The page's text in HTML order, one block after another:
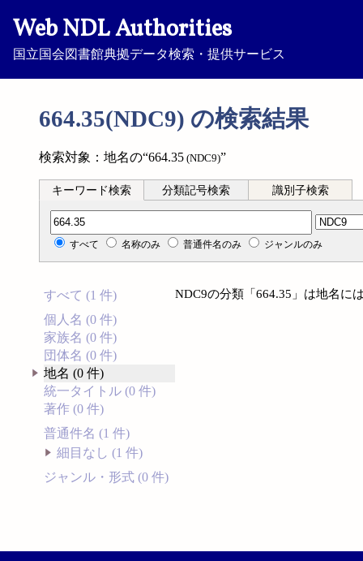
Web NDL Authorities
国立国会図書館典拠データ検索・提供サービス
664.35(NDC9) の検索結果
検索対象：地名の“664.35 (NDC9)”
キーワード検索 分類記号検索 識別子検索
分類記号検索
すべて 名称のみ 普通件名のみ ジャンルのみ
すべて (1 件)
個人名 (0 件)
家族名 (0 件)
団体名 (0 件)
地名 (0 件)
統一タイトル (0 件)
著作 (0 件)
普通件名 (1 件)
細目なし (1 件)
ジャンル・形式 (0 件)
NDC9の分類「664.35」は地名に